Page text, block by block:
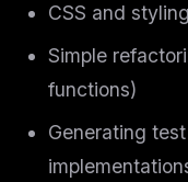
CSS and
Simple
functions)
Generating